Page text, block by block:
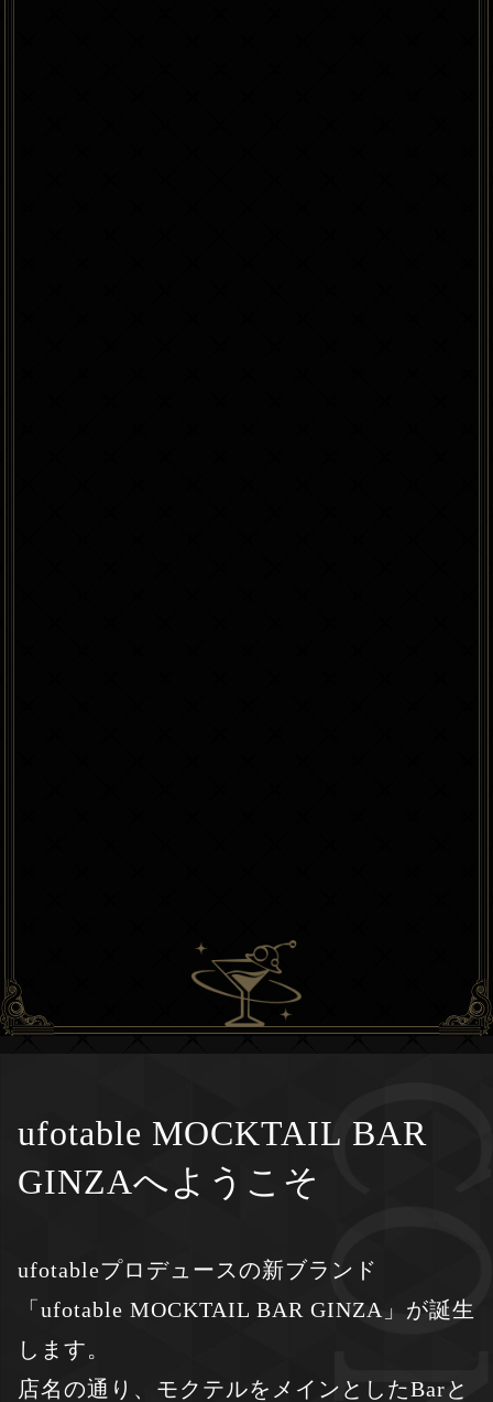
ufotable MOCKTAIL BAR
GINZAへようこそ
ufotableプロデュースの新ブランド
「ufotable MOCKTAIL BAR GINZA」 が誕生
します。
店名の通り、モクテルをメインとしたBarと